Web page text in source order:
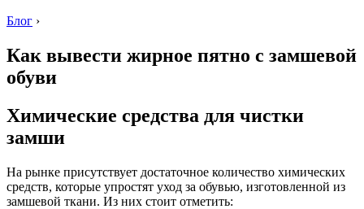
Блог ›
Как вывести жирное пятно с замшевой
обуви
Химические средства для чистки
замши
На рынке присутствует достаточное количество химических
средств, которые упростят уход за обувью, изготовленной из
замшевой ткани. Из них стоит отметить: